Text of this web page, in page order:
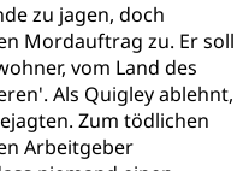
zu jagen, doch
Mordauftrag zu. Er soll
vom Land des
Als Quigley ablehnt,
Zum tödlichen
Arbeitgeber